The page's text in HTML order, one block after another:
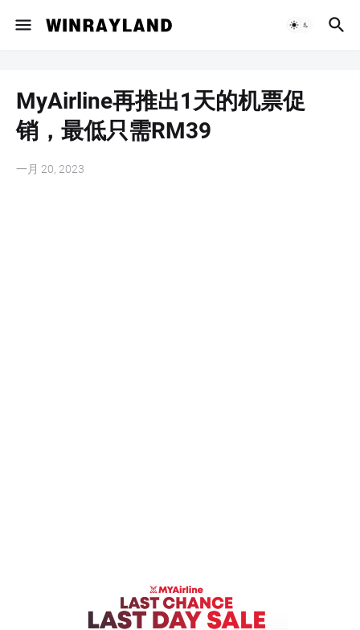
MyAirline再推出1天的机票促
销，最低只需RM39
一月 20, 2023